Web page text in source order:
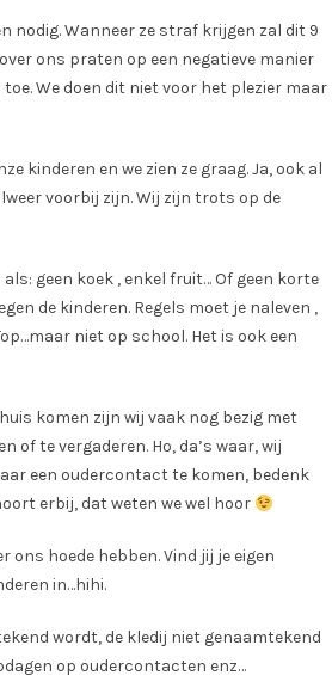
nodig. Wanneer ze straf krijgen zal dit 9
ons praten op een negatieve manier
We doen dit niet voor het plezier maar
kinderen en we zien ze graag. Ja, ook al
voorbij zijn. Wij zijn trots op de
geen koek , enkel fruit… Of geen korte
de kinderen. Regels moet je naleven ,
niet op school. Het is ook een
komen zijn wij vaak nog bezig met
te vergaderen. Ho, da’s waar, wij
een oudercontact te komen, bedenk
erbij, dat weten we wel hoor
ons hoede hebben. Vind jij je eigen
in…hihi.
wordt, de kledij niet genaamtekend
op oudercontacten enz…